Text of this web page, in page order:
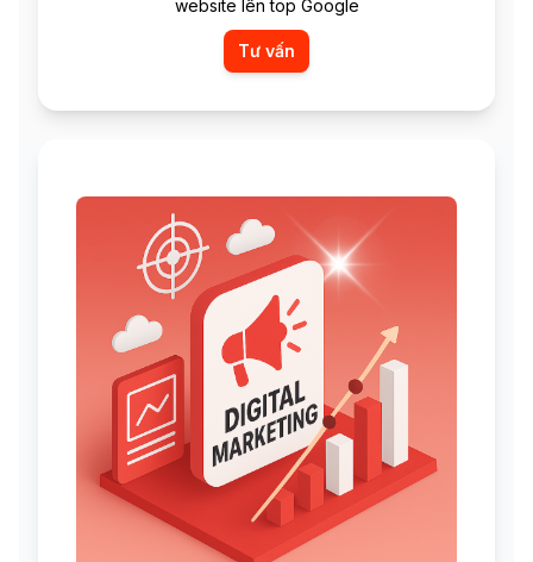
website lên top Google
Tư vấn